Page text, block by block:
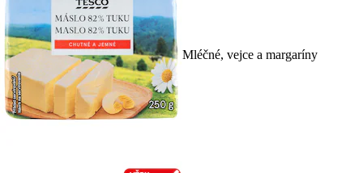
Mléčné, vejce a margaríny